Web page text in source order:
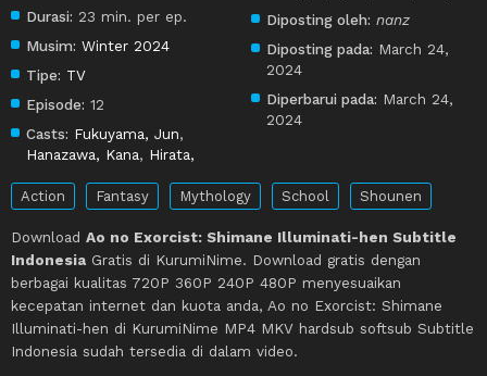
Durasi: 23 min. per ep.
Musim: Winter 2024
Tipe: TV
Episode: 12
Casts: Fukuyama, Jun,
Hanazawa, Kana, Hirata,
Diposting oleh: nanz
Diposting pada: March 24,
2024
Diperbarui pada: March 24,
2024
Action Fantasy Mythology School Shounen
Download Ao no Exorcist: Shimane Illuminati-hen Subtitle
Indonesia Gratis di KurumiNime. Download gratis dengan
berbagai kualitas 720P 360P 240P 480P menyesuaikan
kecepatan internet dan kuota anda, Ao no Exorcist: Shimane
Illuminati-hen di KurumiNime MP4 MKV hardsub softsub Subtitle
Indonesia sudah tersedia di dalam video.